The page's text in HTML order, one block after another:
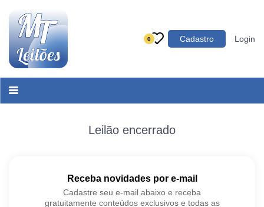
0 Cadastro Login
Categoria
Acessórios para Veículos
Máquinas
Leilão encerrado
Receba novidades por e-mail
Cadastre seu e-mail abaixo e receba
gratuitamente conteúdos exclusivos e todas as